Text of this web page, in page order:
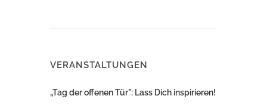
VERANSTALTUNGEN
„Tag der offenen Tür": Lass Dich inspirieren!